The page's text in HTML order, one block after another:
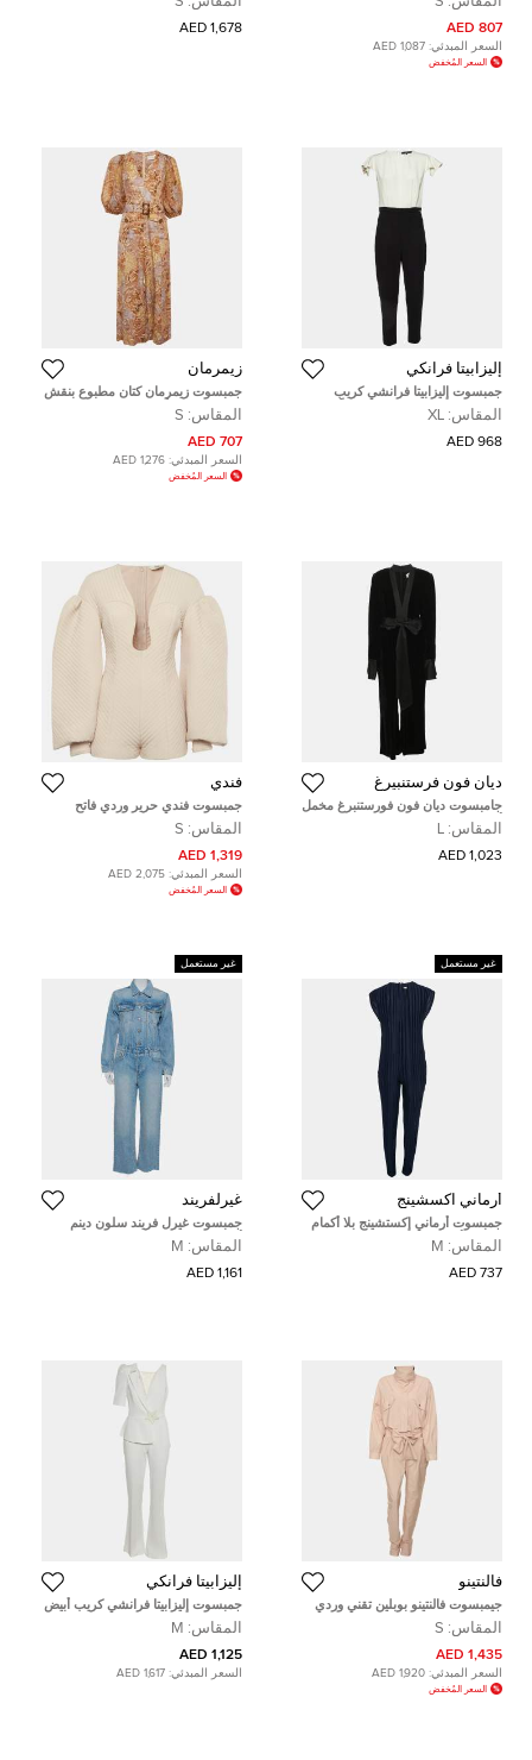
807 AED
السعر المبدئي: 1,087 AED
السعر المُخفض
1,678 AED
إليزابيتا فرانكي
جمبسوت إليزابيتا فرانشي كريب
بلونين مع ثنيات مقاس كبير جداً -
إكسترا لارج
المقاس: XL
968 AED
زيمرمان
جمبسوت زيمرمان كتان مطبوع بنقش
بيزلي متعدد الألوان بحزام مقاس
صغير
المقاس: S
707 AED
السعر المبدئي: 1,276 AED
السعر المُخفض
ديان فون فرستنبيرغ
جامبسوت ديان فون فورستنبرغ مخمل
أسود فيغاس بحزام مقاس كبير
المقاس: L
1,023 AED
فندي
جمبسوت فندي حرير وردي فاتح
مبطن معماري مقاس صغير - سمول
المقاس: S
1,319 AED
السعر المبدئي: 2,075 AED
السعر المُخفض
غير مستعمل
أرماني اكسشينج
جمبسوت أرماني إكستشينج بلا أكمام
مطوي أزرق كحلي مقاس متوسط (
ميديوم )
المقاس: M
737 AED
غير مستعمل
غيرلفريند
جمبسوت غيرل فريند سلون دينم
أزرق مقاس متوسط - ميديوم
المقاس: M
1,161 AED
فالنتينو
جيمبسوت فالنتينو بوبلين تقني وردي
بودرة مقاس صغير (سمول)
المقاس: S
1,435 AED
السعر المبدئي: 1,920 AED
السعر المُخفض
إليزابيتا فرانكي
جمبسوت إليزابيتا فرانشي كريب أبيض
بتفاصيل نجمة مقاس متوسط - ميديم
المقاس: M
1,125 AED
السعر المبدئي: 1,617 AED